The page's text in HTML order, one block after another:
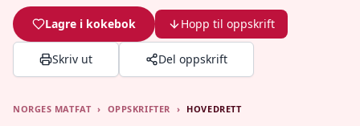
Lagre i kokebok Hopp til oppskrift
Skriv ut Del oppskrift
NORGES MATFAT › OPPSKRIFTER › HOVEDRETT